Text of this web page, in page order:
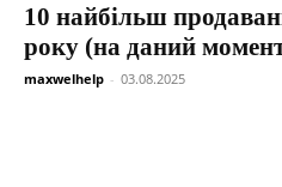
10 найбільш
року (на даний
maxwelhelp - 03.08.2025